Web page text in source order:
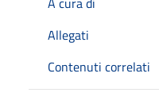
Allegati
Contenuti correlati